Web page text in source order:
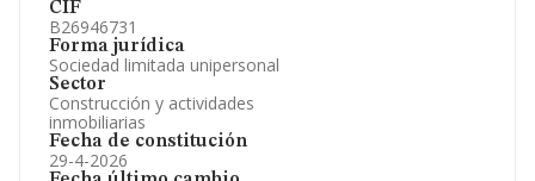
CIF
B26946731
Forma jurídica
Sociedad limitada unipersonal
Sector
Construcción y actividades
inmobiliarias
Fecha de constitución
29-4-2026